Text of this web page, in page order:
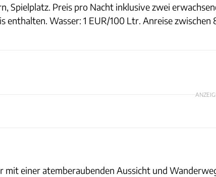
Preis pro Nacht inklusive zwei
Wasser: 1 EUR/100 Ltr. Anreise zwischen
einer atemberaubenden Aussicht und